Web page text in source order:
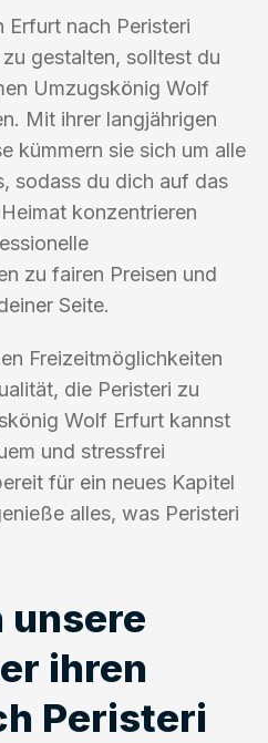
Erfurt nach Peristeri
gestalten, solltest du
Umzugskönig Wolf
Mit ihrer langjährigen
kümmern sie sich um alle
sodass du dich auf das
konzentrieren
zu fairen Preisen und
Seite.
Freizeitmöglichkeiten
die Peristeri zu
Wolf Erfurt kannst
und stressfrei
für ein neues Kapitel
alles, was Peristeri
unsere
ihren
Peristeri